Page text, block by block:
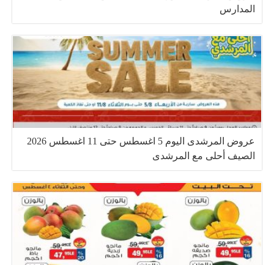
المدارس
عروض المرشدى اليوم 5 اغسطس حتى 11 اغسطس 2026
الصيف أحلى مع المرشدى